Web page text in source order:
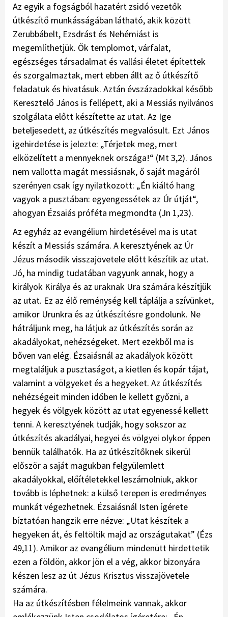
Az egyik a fogságból hazatért zsidó vezetők
útkészítő munkásságában látható, akik között
Zerubbábelt, Ezsdrást és Nehémiást is
megemlíthetjük. Ők templomot, várfalat,
egészséges társadalmat és vallási életet építettek
és szorgalmaztak, mert ebben állt az ő útkészítő
feladatuk és hivatásuk. Aztán évszázadokkal később
Keresztelő János is fellépett, aki a Messiás nyilvános
szolgálata előtt készítette az utat. Az Ige
beteljesedett, az útkészítés megvalósult. Ezt János
igehirdetése is jelezte: „Térjetek meg, mert
elközelített a mennyeknek országa!“ (Mt 3,2). János
nem vallotta magát messiásnak, ő saját magáról
szerényen csak így nyilatkozott: „Én kiáltó hang
vagyok a pusztában: egyengessétek az Úr útját“,
ahogyan Ézsaiás próféta megmondta (Jn 1,23).
Az egyház az evangélium hirdetésével ma is utat
készít a Messiás számára. A keresztyének az Úr
Jézus második visszajövetele előtt készítik az utat.
Jó, ha mindig tudatában vagyunk annak, hogy a
királyok Királya és az uraknak Ura számára készítjük
az utat. Ez az élő reménység kell táplálja a szívünket,
amikor Urunkra és az útkészítésre gondolunk. Ne
hátráljunk meg, ha látjuk az útkészítés során az
akadályokat, nehézségeket. Mert ezekből ma is
bőven van elég. Ézsaiásnál az akadályok között
megtaláljuk a pusztaságot, a kietlen és kopár tájat,
valamint a völgyeket és a hegyeket. Az útkészítés
nehézségeit minden időben le kellett győzni, a
hegyek és völgyek között az utat egyenessé kellett
tenni. A keresztyének tudják, hogy sokszor az
útkészítés akadályai, hegyei és völgyei olykor éppen
bennük találhatók. Ha az útkészítőknek sikerül
először a saját magukban felgyülemlett
akadályokkal, előítéletekkel leszámolniuk, akkor
tovább is léphetnek: a külső terepen is eredményes
munkát végezhetnek. Ézsaiásnál Isten ígérete
bíztatóan hangzik erre nézve: „Utat készítek a
hegyeken át, és feltöltik majd az országutakat” (Ézs
49,11). Amikor az evangélium mindenütt hirdettetik
ezen a földön, akkor jön el a vég, akkor bizonyára
készen lesz az út Jézus Krisztus visszajövetele
számára.
Ha az útkészítésben félelmeink vannak, akkor